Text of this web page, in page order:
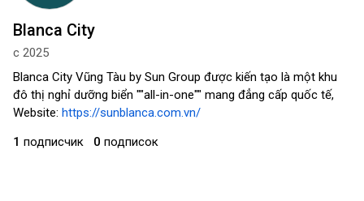
Blanca City
с 2025
Blanca City Vũng Tàu by Sun Group được kiến tạo là một khu
đô thị nghỉ dưỡng biển ""all-in-one"" mang đẳng cấp quốc tế,
Website: https://sunblanca.com.vn/
1 подписчик 0 подписок